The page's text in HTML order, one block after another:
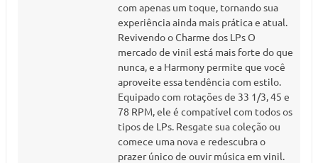
com apenas um toque, tornando sua
experiência ainda mais prática e atual.
Revivendo o Charme dos LPs O
mercado de vinil está mais forte do que
nunca, e a Harmony permite que você
aproveite essa tendência com estilo.
Equipado com rotações de 33 1/3, 45 e
78 RPM, ele é compatível com todos os
tipos de LPs. Resgate sua coleção ou
comece uma nova e redescubra o
prazer único de ouvir música em vinil.